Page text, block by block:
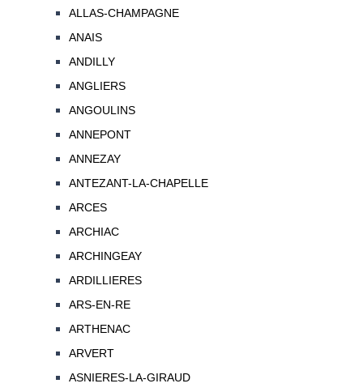
ALLAS-CHAMPAGNE
ANAIS
ANDILLY
ANGLIERS
ANGOULINS
ANNEPONT
ANNEZAY
ANTEZANT-LA-CHAPELLE
ARCES
ARCHIAC
ARCHINGEAY
ARDILLIERES
ARS-EN-RE
ARTHENAC
ARVERT
ASNIERES-LA-GIRAUD